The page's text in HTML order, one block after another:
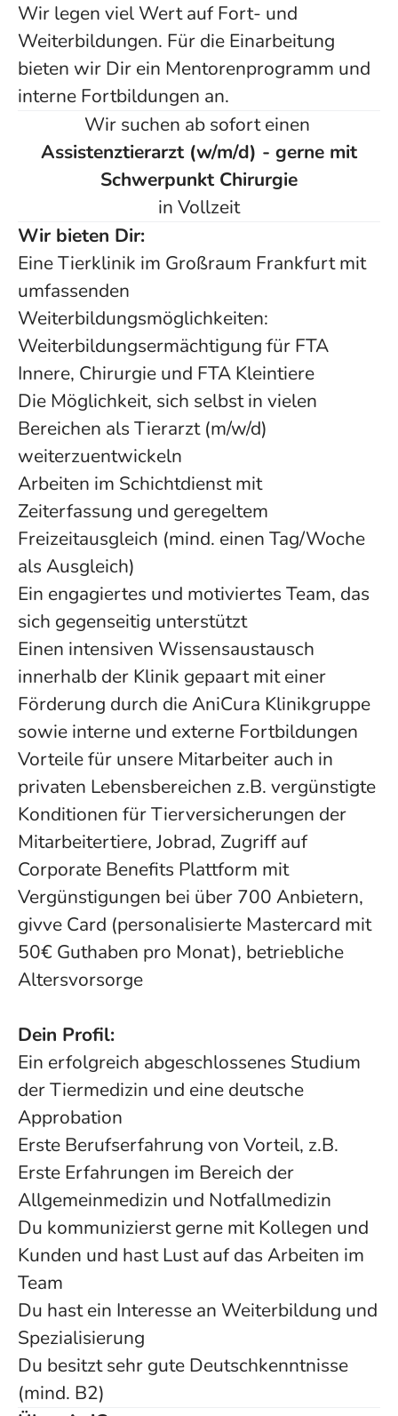
Wir legen viel Wert auf Fort- und
Weiterbildungen. Für die Einarbeitung
bieten wir Dir ein Mentorenprogramm und
interne Fortbildungen an.
Wir suchen ab sofort einen
Assistenztierarzt (w/m/d) - gerne mit
Schwerpunkt Chirurgie
in Vollzeit
Wir bieten Dir:
Eine Tierklinik im Großraum Frankfurt mit
umfassenden
Weiterbildungsmöglichkeiten:
Weiterbildungsermächtigung für FTA
Innere, Chirurgie und FTA Kleintiere
Die Möglichkeit, sich selbst in vielen
Bereichen als Tierarzt (m/w/d)
weiterzuentwickeln
Arbeiten im Schichtdienst mit
Zeiterfassung und geregeltem
Freizeitausgleich (mind. einen Tag/Woche
als Ausgleich)
Ein engagiertes und motiviertes Team, das
sich gegenseitig unterstützt
Einen intensiven Wissensaustausch
innerhalb der Klinik gepaart mit einer
Förderung durch die AniCura Klinikgruppe
sowie interne und externe Fortbildungen
Vorteile für unsere Mitarbeiter auch in
privaten Lebensbereichen z.B. vergünstigte
Konditionen für Tierversicherungen der
Mitarbeitertiere, Jobrad, Zugriff auf
Corporate Benefits Plattform mit
Vergünstigungen bei über 700 Anbietern,
givve Card (personalisierte Mastercard mit
50€ Guthaben pro Monat), betriebliche
Altersvorsorge
Dein Profil:
Ein erfolgreich abgeschlossenes Studium
der Tiermedizin und eine deutsche
Approbation
Erste Berufserfahrung von Vorteil, z.B.
Erste Erfahrungen im Bereich der
Allgemeinmedizin und Notfallmedizin
Du kommunizierst gerne mit Kollegen und
Kunden und hast Lust auf das Arbeiten im
Team
Du hast ein Interesse an Weiterbildung und
Spezialisierung
Du besitzt sehr gute Deutschkenntnisse
(mind. B2)